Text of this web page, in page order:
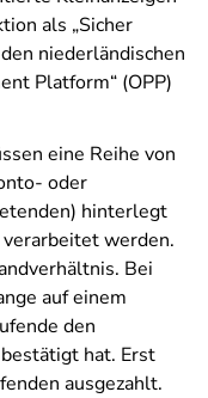
als „Sicher
niederländischen
Platform“ (OPP)
eine Reihe von
oder
hinterlegt
werden.
Bei
auf einem
den
hat. Erst
ausgezahlt.